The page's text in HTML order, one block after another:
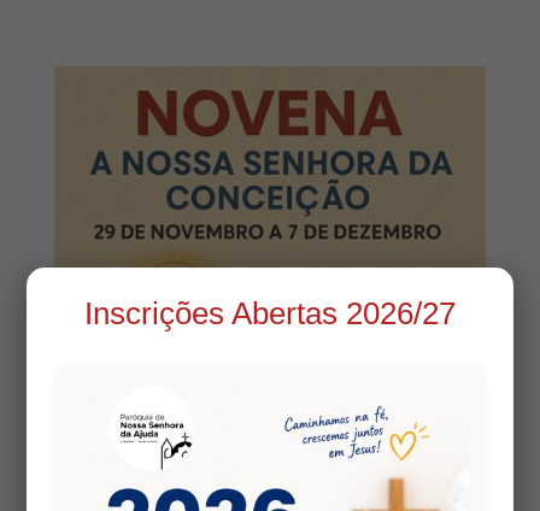
Inscrições Abertas 2026/27